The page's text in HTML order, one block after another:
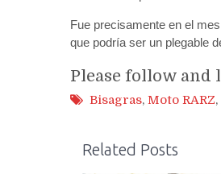
Fue precisamente en el
que podría ser un plegable
Please follow and
Bisagras, Moto RARZ,
Related Posts